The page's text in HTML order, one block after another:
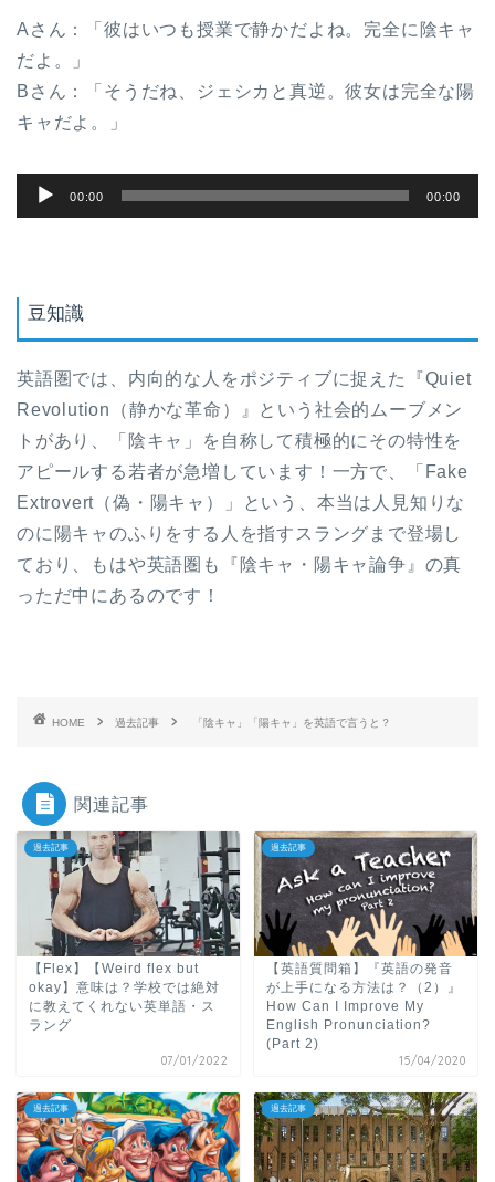
Aさん：「彼はいつも授業で静かだよね。完全に陰キャ
だよ。」
Bさん：「そうだね、ジェシカと真逆。彼女は完全な陽
キャだよ。」
声
ー
ヤ
ー
00:00 00:00
豆知識
英語圏では、内向的な人をポジティブに捉えた『Quiet
Revolution（静かな革命）』という社会的ムーブメン
トがあり、「陰キャ」を自称して積極的にその特性を
アピールする若者が急増しています！一方で、「Fake
Extrovert（偽・陽キャ）」という、本当は人見知りな
のに陽キャのふりをする人を指すスラングまで登場し
ており、もはや英語圏も『陰キャ・陽キャ論争』の真
っただ中にあるのです！
HOME 過去記事 「陰キャ」「陽キャ」を英語で言うと？
関連記事
過去記事
【Flex】【Weird flex but
okay】意味は？学校では絶対
に教えてくれない英単語・ス
ラング
07/01/2022
過去記事
【英語質問箱】『英語の発音
が上手になる方法は？（2）』
How Can I Improve My
English Pronunciation?
(Part 2)
15/04/2020
過去記事 過去記事